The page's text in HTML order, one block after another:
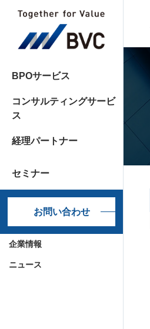
BPOサービス
コンサルティングサービ
ス
経理パートナー
セミナー
お問い合わせ
企業情報
ニュース